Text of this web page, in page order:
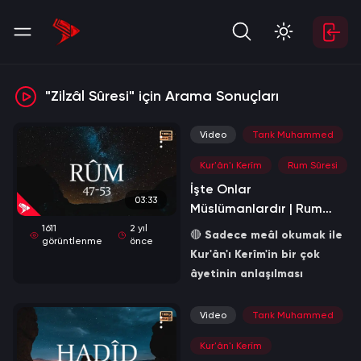
"Zilzâl Sûresi" için Arama Sonuçları
03:33
1611
görüntlenme
2 yıl
önce
Video Tarık Muhammed
Kur'ân'ı Kerîm Rum Sûresi
İşte Onlar
Müslümanlardır | Rum
Sûresi 47-53
🔴 Sadece meâl okumak ile
Kur'ân'ı Kerîm'in bir çok
âyetinin anlaşılması
bir tefsire başvurulması
İbn Abbâs (radıyallahu anh)
Video Tarık Muhammed
Kur'ân'ı Kerîm